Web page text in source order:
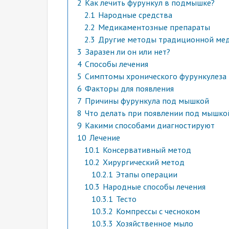
2 Как лечить фурункул в подмышке?
2.1 Народные средства
2.2 Медикаментозные препараты
2.3 Другие методы традиционной
3 Заразен ли он или нет?
4 Способы лечения
5 Симптомы хронического фурункулеза
6 Факторы для появления
7 Причины фурункула под мышкой
8 Что делать при появлении под
9 Какими способами диагностируют
10 Лечение
10.1 Консервативный метод
10.2 Хирургический метод
10.2.1 Этапы операции
10.3 Народные способы лечения
10.3.1 Тесто
10.3.2 Компрессы с чесноком
10.3.3 Хозяйственное мыло